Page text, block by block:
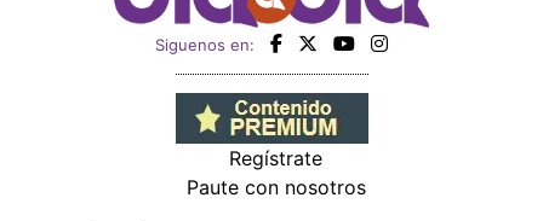
Siguenos en:
Regístrate
Paute con nosotros